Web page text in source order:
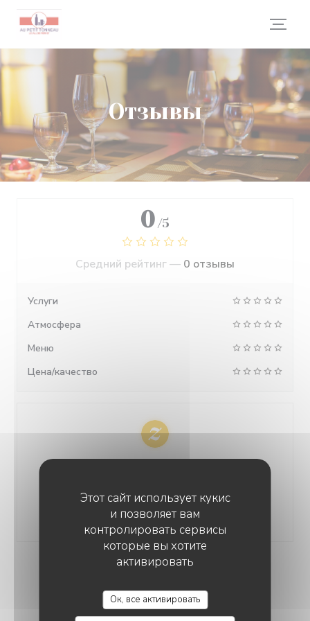
Панель управления cookies
Этот сайт использует кукис
и позволяет вам
контролировать сервисы
которые вы хотите
активировать
Ок, все активировать
Отзывы
ОЦЕНКИ НАШИХ
ПОСЕТИТЕЛЕЙ
0 /5
Средний рейтинг — 0 отзывы
Услуги
Атмосфера
Меню
Цена/качество
Исключительно проверенные
Оценки только от клиентов, сделавших
резервирование